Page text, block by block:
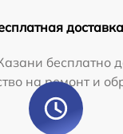
доставка
бесплатно
на ремонт и